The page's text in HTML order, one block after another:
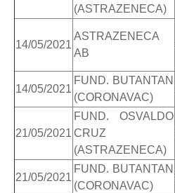
(ASTRAZENECA)
14/05/2021
ASTRAZENECA
AB
14/05/2021
FUND. BUTANTAN
(CORONAVAC)
21/05/2021
FUND. OSVALDO
CRUZ
(ASTRAZENECA)
21/05/2021
FUND. BUTANTAN
(CORONAVAC)